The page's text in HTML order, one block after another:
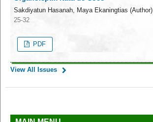
Sakdiyatun Hasanah, Maya Ekaningtias (Author)
25-32
PDF
View All Issues